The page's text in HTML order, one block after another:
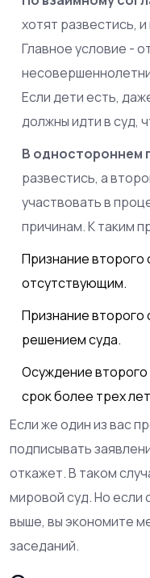
хотят развестись,
Главное условие -
Если дети есть,
должны идти в суд,
В одностороннем
развестись, а
участвовать в
причинам. К таким
Признание второго
отсутствующим.
Признание второго
решением суда.
Осуждение второго
срок более трех
Если же один из вас
подписывать
откажет. В таком
мировой суд. Но если
выше, вы экономите
заседаний.